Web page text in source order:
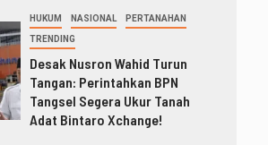
HUKUM NASIONAL PERTANAHAN
TRENDING
Desak Nusron Wahid Turun
Tangan: Perintahkan BPN
Tangsel Segera Ukur Tanah
Adat Bintaro Xchange!